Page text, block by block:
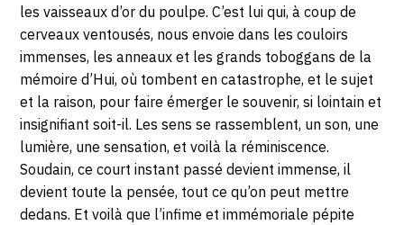
les vaisseaux d’or du poulpe. C’est lui qui, à coup de
cerveaux ventousés, nous envoie dans les couloirs
immenses, les anneaux et les grands toboggans de la
mémoire d’Hui, où tombent en catastrophe, et le sujet
et la raison, pour faire émerger le souvenir, si lointain et
insignifiant soit-il. Les sens se rassemblent, un son, une
lumière, une sensation, et voilà la réminiscence.
Soudain, ce court instant passé devient immense, il
devient toute la pensée, tout ce qu’on peut mettre
dedans. Et voilà que l’infime et immémoriale pépite